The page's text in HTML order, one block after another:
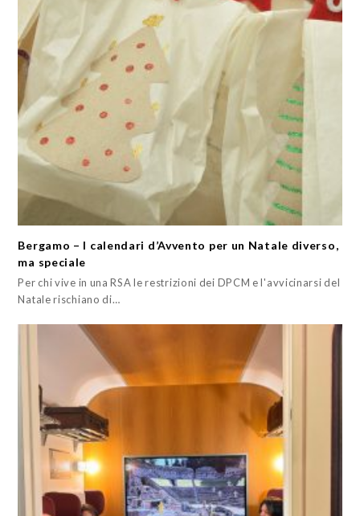
Bergamo – I calendari d’Avvento per un Natale diverso,
ma speciale
Per chi vive in una RSA le restrizioni dei DPCM e l'avvicinarsi del
Natale rischiano di…